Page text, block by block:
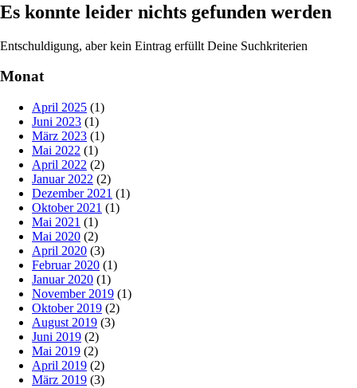
Es konnte leider nichts gefunden werden
Entschuldigung, aber kein Eintrag erfüllt Deine Suchkriterien
Monat
April 2025 (1)
Juni 2023 (1)
März 2023 (1)
Mai 2022 (1)
April 2022 (2)
Januar 2022 (2)
Dezember 2021 (1)
Oktober 2021 (1)
Mai 2021 (1)
Mai 2020 (2)
April 2020 (3)
Februar 2020 (1)
Januar 2020 (1)
November 2019 (1)
Oktober 2019 (2)
August 2019 (3)
Juni 2019 (2)
Mai 2019 (2)
April 2019 (2)
März 2019 (3)